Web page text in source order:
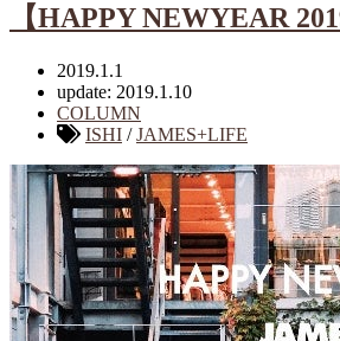
【HAPPY NEWYEAR
2019.1.1
update: 2019.1.10
COLUMN
ISHI /JAMES+LIFE